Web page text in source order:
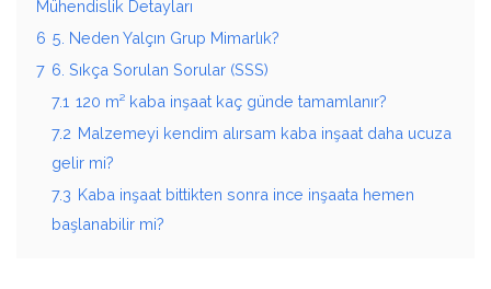
Mühendislik Detayları
6 5. Neden Yalçın Grup Mimarlık?
7 6. Sıkça Sorulan Sorular (SSS)
7.1 120 m² kaba inşaat kaç günde tamamlanır?
7.2 Malzemeyi kendim alırsam kaba inşaat daha ucuza
gelir mi?
7.3 Kaba inşaat bittikten sonra ince inşaata hemen
başlanabilir mi?